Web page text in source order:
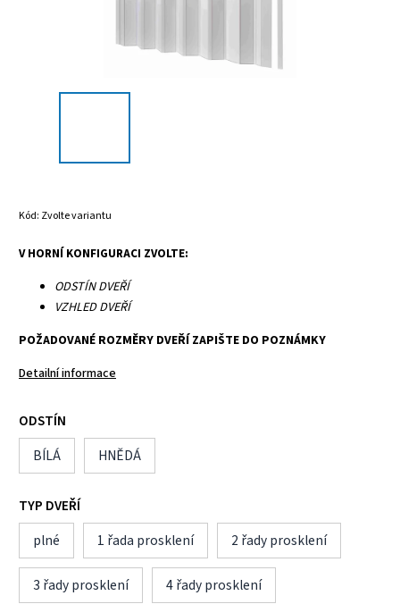
Kód: Zvolte variantu
V HORNÍ KONFIGURACI ZVOLTE:
ODSTÍN DVEŘÍ
VZHLED DVEŘÍ
POŽADOVANÉ ROZMĚRY DVEŘÍ ZAPIŠTE DO POZNÁMKY
Detailní informace
ODSTÍN
BÍLÁ
HNĚDÁ
TYP DVEŘÍ
plné
1 řada prosklení 2 řady prosklení
3 řady prosklení 4 řady prosklení